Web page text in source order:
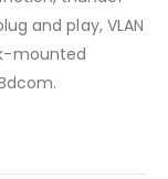
and play, VLAN
mounted